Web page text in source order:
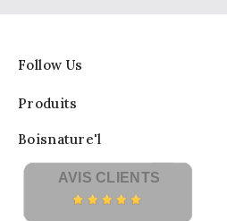
Follow Us
Produits
Boisnature'l
AVIS CLIENTS